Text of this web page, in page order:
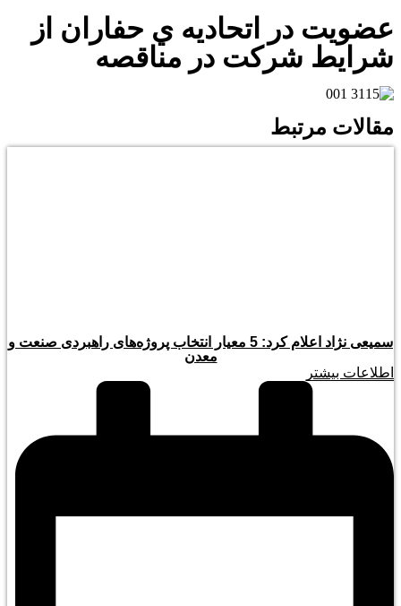
عضويت در اتحاديه ي حفاران از
شرايط شركت در مناقصه
مقالات مرتبط
سمیعی‌ نژاد اعلام کرد: 5 معیار انتخاب پروژه‌های راهبردی صنعت و
معدن
اطلاعات بیشتر